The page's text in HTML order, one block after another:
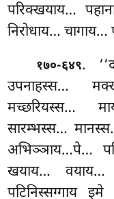
परिक्खयाय…
निरोधाय… चागाय…
१७०-६४९.
उपनाहस्स…
मच्छरियस्स…
सारम्भस्स…
अभिञ्ञाय…पे…
खयाय… वयाय…
पटिनिस्सग्गाय